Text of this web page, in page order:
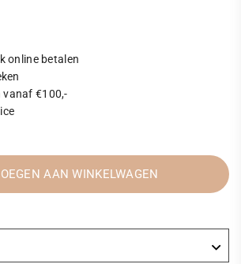
online betalen
vanaf €100,-
AAN WINKELWAGEN